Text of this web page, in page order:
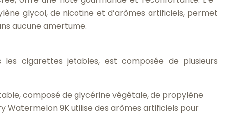
glycol, de nicotine et d’arômes artificiels, permet
aucune amertume.
cigarettes jetables, est composée de plusieurs
composé de glycérine végétale, de propylène
Watermelon 9K utilise des arômes artificiels pour